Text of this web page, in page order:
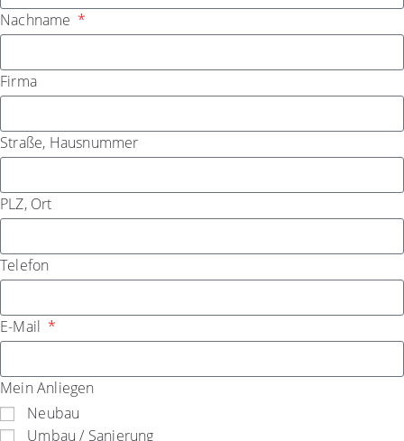
Nachname
Firma
Straße, Hausnummer
PLZ, Ort
Telefon
E-Mail
Mein Anliegen
Neubau
Umbau / Sanierung